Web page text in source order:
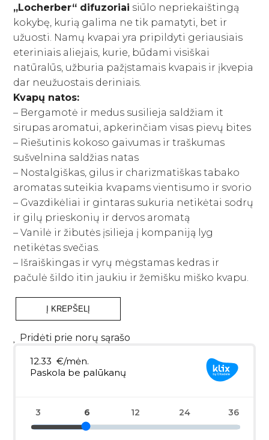
Paakių kremai ir serumai
Paakių kaukės
Kaklo kremai
Veido kremai
Lūpų priežiūra
Veido priežiūros aparatai
Apsauga nuo saulės veidui
Savaiminio įdegio priemonės veidui
Savaiminio įdegio priemonės kūnui
Anticeliulitinės priemonės
Natūralūs dezodorantai
Vonios druskos
Apsauga nuo saulės kūnui
Skaistalai
Akių pieštukai
Blakstienoms (tušai, serumai)
Antakių pieštukai
Lūpų pieštukai
Lūpoms (lūpų dažai, blizgiai)
Makiažo šepetėliai
Makiažo rinkiniai
Plaukų kondicionieriai
Plaukų kaukės ir ampulės
Plaukų kremai
Nenuskalaujami kondicionieriai
Plaukų serumai ir aliejai
Apsauga nuo karščio
Plaukų formavimo priemonės
Plaukų šepečiai
Rinkiniai su nuolaida
Sportinės Liemenelės
Sijonai
Šortai
Kojinės
Tamprės
Rinkiniai
Namams
Kvepalai
Papildai
Pasiūlymai
Prekiniai ženklai
Dovanų kuponai
VISOS PREKĖS
„Locherber“ difuzoriai siūlo nepriekaištingą
kokybę, kurią galima ne tik pamatyti, bet ir
užuosti. Namų kvapai yra pripildyti geriausiais
eteriniais aliejais, kurie, būdami visiškai
natūralūs, užburia pažįstamais kvapais ir įkvepia
dar neužuostais deriniais.
Kvapų natos:
– Bergamotė ir medus susilieja saldžiam it
sirupas aromatui, apkerinčiam visas pievų bites
– Riešutinis kokoso gaivumas ir traškumas
sušvelnina saldžias natas
– Nostalgiškas, gilus ir charizmatiškas tabako
aromatas suteikia kvapams vientisumo ir svorio
– Gvazdikėliai ir gintaras sukuria netikėtai sodrų
ir gilų prieskonių ir dervos aromatą
– Vanilė ir žibutės įsilieja į kompaniją lyg
netikėtas svečias.
– Išraiškingas ir vyrų mėgstamas kedras ir
pačulė šildo itin jaukiu ir žemišku miško kvapu.
produkto
kiekis:
LOCHERBER
MILANO
namų
kvapas
Tobacco“
Į KREPŠELĮ
Pridėti prie norų sąrašo